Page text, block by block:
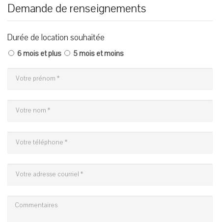
Demande de renseignements
Durée de location souhaitée
6 mois et plus 5 mois et moins